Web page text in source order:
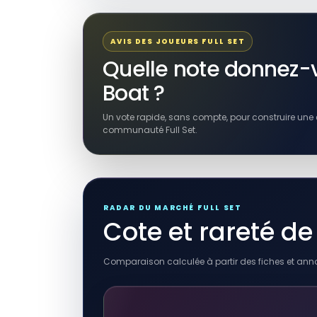
décoration pour vitrine
Autres produits liés
8,00 EUR
30,14 EUR
Voir sur Rakuten →
RÉSULTAT RAKUTEN À VÉRIFIER
Miniature Boat Life Ring
AVIS DES JOUEURS FULL SET
Quelle note donnez-
Boat ?
Un vote rapide, sans compte, pour construire
communauté Full Set.
RADAR DU MARCHÉ FULL SET
Cote et rareté
Comparaison calculée à partir des fiches et